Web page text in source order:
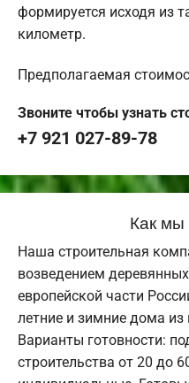
формируется исходя из
километр.
Предполагаемая
Звоните чтобы узнать
+7 921 027-89-78
Как
Наша строительная
возведением
европейской части
летние и зимние дома
Варианты готовности:
строительства от 20 до